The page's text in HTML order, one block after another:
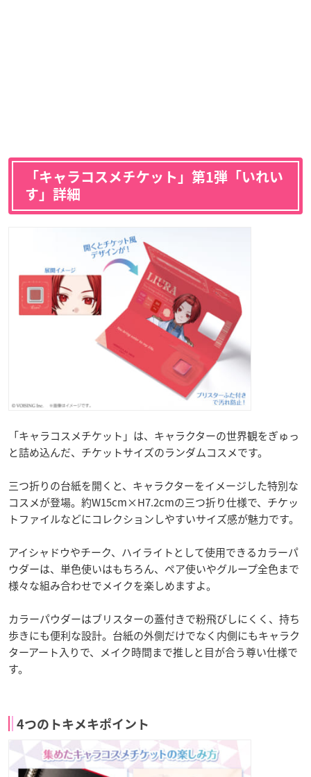
「キャラコスメチケット」第1弾「いれい
す」詳細
「キャラコスメチケット」は、キャラクターの世界観をぎゅっ
と詰め込んだ、チケットサイズのランダムコスメです。
三つ折りの台紙を開くと、キャラクターをイメージした特別な
コスメが登場。約W15cm×H7.2cmの三つ折り仕様で、チケッ
トファイルなどにコレクションしやすいサイズ感が魅力です。
アイシャドウやチーク、ハイライトとして使用できるカラーパ
ウダーは、単色使いはもちろん、ペア使いやグループ全色まで
様々な組み合わせでメイクを楽しめますよ。
カラーパウダーはブリスターの蓋付きで粉飛びしにくく、持ち
歩きにも便利な設計。台紙の外側だけでなく内側にもキャラク
ターアート入りで、メイク時間まで推しと目が合う尊い仕様で
す。
4つのトキメキポイント